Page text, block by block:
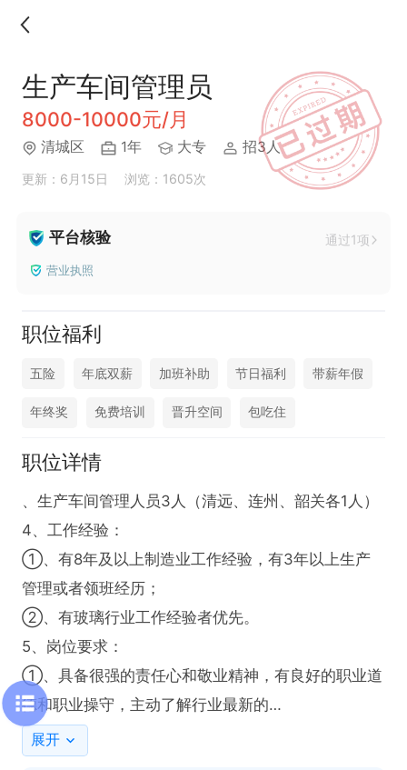
生产车间管理员
8000-10000元/月
清城区 1年 大专 招3人
更新：6月15日 浏览：1605次
平台核验 通过1项
营业执照
职位福利
五险 年底双薪 加班补助 节日福利 带薪年假
年终奖 免费培训 晋升空间 包吃住
职位详情
、生产车间管理人员3人（清远、连州、韶关各1人）
4、工作经验：
①、有8年及以上制造业工作经验，有3年以上生产
管理或者领班经历；
②、有玻璃行业工作经验者优先。
5、岗位要求：
①、具备很强的责任心和敬业精神，有良好的职业道
德和职业操守，主动了解行业最新的
质量标准和技术发展趋势。熟练掌握ISO9001管理体
展开